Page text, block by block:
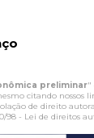
preliminar"
citando nossos
de direito
98 - Lei de direitos